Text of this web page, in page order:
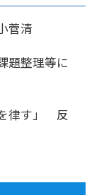
菅清
題整理等に
を律す」 反